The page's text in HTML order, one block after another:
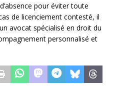
pour éviter toute
de licenciement contesté, il
avocat spécialisé en droit du
personnalisé et